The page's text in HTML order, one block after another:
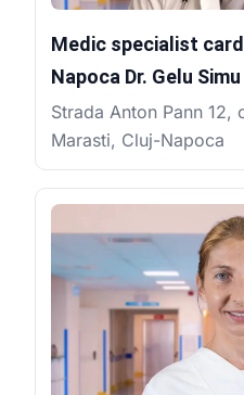
Medic specialist
Napoca Dr. Gelu Simu
Strada Anton Pann 12,
Marasti, Cluj-Napoca